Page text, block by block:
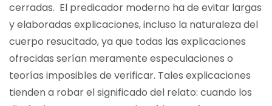
cerradas. El predicador moderno ha de evitar largas
y elaboradas explicaciones, incluso la naturaleza del
cuerpo resucitado, ya que todas las explicaciones
ofrecidas serían meramente especulaciones o
teorías imposibles de verificar. Tales explicaciones
tienden a robar el significado del relato: cuando los